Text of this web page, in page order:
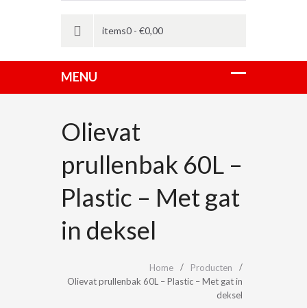
items0 - €0,00
Olievat
prullenbak 60L –
Plastic – Met gat
in deksel
Home
Producten
Olievat prullenbak 60L – Plastic – Met gat in
deksel